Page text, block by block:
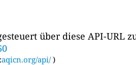
über diese API-URL
aqicn.org/api/ )